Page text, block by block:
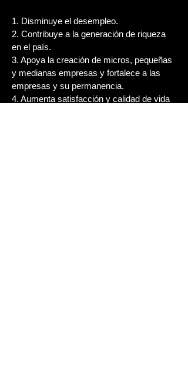
1. Disminuye el desempleo.
2. Contribuye a la generación de riqueza
en el país.
3. Apoya la creación de micros, pequeñas
y medianas empresas y fortalece a las
empresas y su permanencia.
4. Aumenta satisfacción y calidad de vida